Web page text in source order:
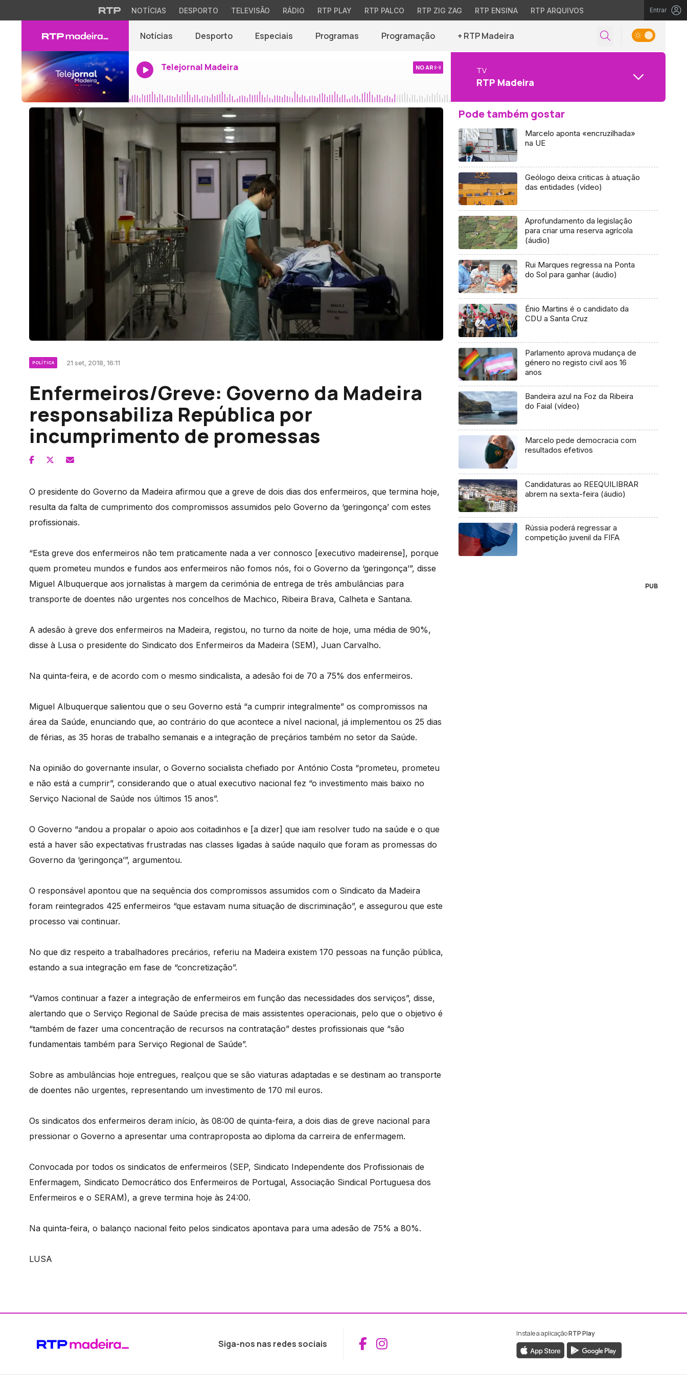
NOTÍCIAS DESPORTO TELEVISÃO RÁDIO RTP PLAY RTP PALCO RTP ZIG ZAG RTP ENSINA RTP ARQUIVOS Entrar
Notícias Desporto Especiais Programas Programação + RTP Madeira
Telejornal Madeira NO AR TV
RTP Madeira
POLÍTICA 21 set, 2018, 16:11
Enfermeiros/Greve: Governo da Madeira
responsabiliza República por
incumprimento de promessas
O presidente do Governo da Madeira afirmou que a greve de dois dias dos enfermeiros, que termina hoje,
resulta da falta de cumprimento dos compromissos assumidos pelo Governo da ‘geringonça’ com estes
profissionais.
“Esta greve dos enfermeiros não tem praticamente nada a ver connosco [executivo madeirense], porque
quem prometeu mundos e fundos aos enfermeiros não fomos nós, foi o Governo da ‘geringonça’”, disse
Miguel Albuquerque aos jornalistas à margem da cerimónia de entrega de três ambulâncias para
transporte de doentes não urgentes nos concelhos de Machico, Ribeira Brava, Calheta e Santana.
A adesão à greve dos enfermeiros na Madeira, registou, no turno da noite de hoje, uma média de 90%,
disse à Lusa o presidente do Sindicato dos Enfermeiros da Madeira (SEM), Juan Carvalho.
Na quinta-feira, e de acordo com o mesmo sindicalista, a adesão foi de 70 a 75% dos enfermeiros.
Miguel Albuquerque salientou que o seu Governo está “a cumprir integralmente” os compromissos na
área da Saúde, enunciando que, ao contrário do que acontece a nível nacional, já implementou os 25 dias
de férias, as 35 horas de trabalho semanais e a integração de preçários também no setor da Saúde.
Na opinião do governante insular, o Governo socialista chefiado por António Costa “prometeu, prometeu
e não está a cumprir”, considerando que o atual executivo nacional fez “o investimento mais baixo no
Serviço Nacional de Saúde nos últimos 15 anos”.
O Governo “andou a propalar o apoio aos coitadinhos e [a dizer] que iam resolver tudo na saúde e o que
está a haver são expectativas frustradas nas classes ligadas à saúde naquilo que foram as promessas do
Governo da ‘geringonça’”, argumentou.
O responsável apontou que na sequência dos compromissos assumidos com o Sindicato da Madeira
foram reintegrados 425 enfermeiros “que estavam numa situação de discriminação”, e assegurou que este
processo vai continuar.
No que diz respeito a trabalhadores precários, referiu na Madeira existem 170 pessoas na função pública,
estando a sua integração em fase de “concretização”.
“Vamos continuar a fazer a integração de enfermeiros em função das necessidades dos serviços”, disse,
alertando que o Serviço Regional de Saúde precisa de mais assistentes operacionais, pelo que o objetivo é
“também de fazer uma concentração de recursos na contratação” destes profissionais que “são
fundamentais também para Serviço Regional de Saúde”.
Sobre as ambulâncias hoje entregues, realçou que se são viaturas adaptadas e se destinam ao transporte
de doentes não urgentes, representando um investimento de 170 mil euros.
Os sindicatos dos enfermeiros deram início, às 08:00 de quinta-feira, a dois dias de greve nacional para
pressionar o Governo a apresentar uma contraproposta ao diploma da carreira de enfermagem.
Convocada por todos os sindicatos de enfermeiros (SEP, Sindicato Independente dos Profissionais de
Enfermagem, Sindicato Democrático dos Enfermeiros de Portugal, Associação Sindical Portuguesa dos
Enfermeiros e o SERAM), a greve termina hoje às 24:00.
Na quinta-feira, o balanço nacional feito pelos sindicatos apontava para uma adesão de 75% a 80%.
LUSA
Pode também gostar
Marcelo aponta «encruzilhada»
na UE
Geólogo deixa criticas à atuação
das entidades (vídeo)
Aprofundamento da legislação
para criar uma reserva agrícola
(áudio)
Rui Marques regressa na Ponta
do Sol para ganhar (áudio)
Énio Martins é o candidato da
CDU a Santa Cruz
Parlamento aprova mudança de
género no registo civil aos 16
anos
Bandeira azul na Foz da Ribeira
do Faial (vídeo)
Marcelo pede democracia com
resultados efetivos
Candidaturas ao REEQUILIBRAR
abrem na sexta-feira (áudio)
Rússia poderá regressar a
competição juvenil da FIFA
PUB
Siga-nos nas redes sociais Aceder ao Facebook da RTP Madeira
Aceder ao Instagram da RTP Madeira
Instale a aplicaçãoRTP Play